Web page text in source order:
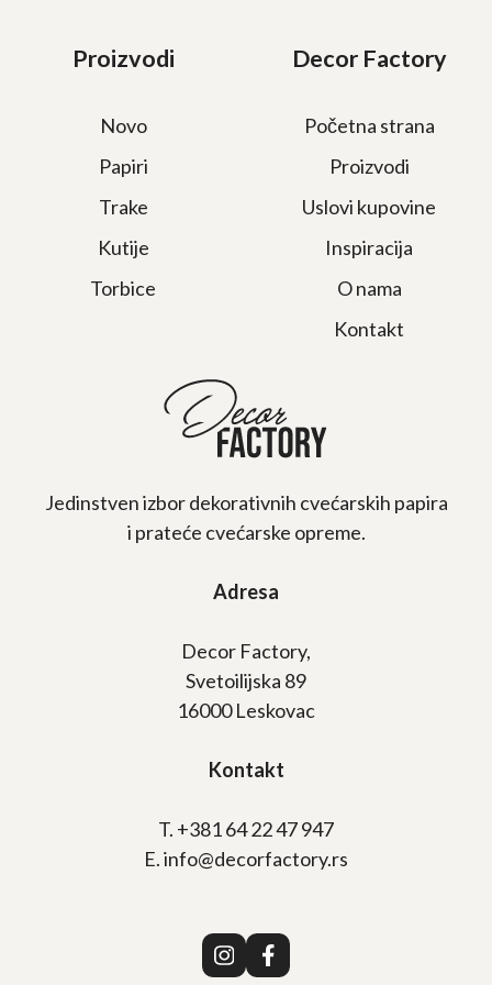
Proizvodi
Novo
Papiri
Trake
Kutije
Torbice
Decor Factory
Početna strana
Proizvodi
Uslovi kupovine
Inspiracija
O nama
Kontakt
Jedinstven izbor dekorativnih cvećarskih papira
i prateće cvećarske opreme.
Adresa
Decor Factory,
Svetoilijska 89
16000 Leskovac
Kontakt
T. +381 64 22 47 947
E. info@decorfactory.rs